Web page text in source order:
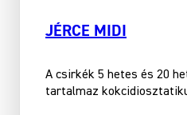
JÉRCE MIDI
A csirkék 5 hetes és 20
tartalmaz